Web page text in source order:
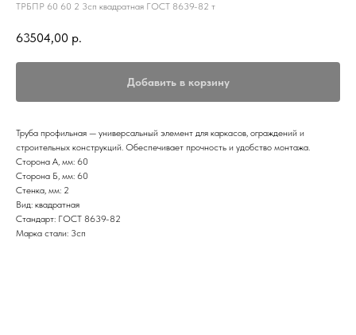
ТРБПР 60 60 2 3сп квадратная ГОСТ 8639-82 т
63504,00 р.
Добавить в корзину
Труба профильная — универсальный элемент для каркасов, ограждений и
строительных конструкций. Обеспечивает прочность и удобство монтажа.
Сторона А, мм: 60
Сторона Б, мм: 60
Стенка, мм: 2
Вид: квадратная
Стандарт: ГОСТ 8639-82
Марка стали: 3сп